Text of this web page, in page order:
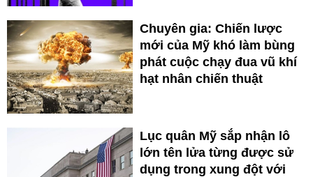
Chuyên gia: Chiến lược
mới của Mỹ khó làm bùng
phát cuộc chạy đua vũ khí
hạt nhân chiến thuật
Lục quân Mỹ sắp nhận lô
lớn tên lửa từng được sử
dụng trong xung đột với